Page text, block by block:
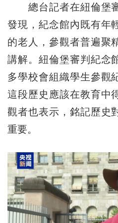
總台記者在紐倫堡審
發現，紀念館內既有年
的老人，參觀者普遍聚
講解。紐倫堡審判紀念
多學校會組織學生參觀
這段歷史應該在教育中
觀者也表示，銘記歷史
重要。